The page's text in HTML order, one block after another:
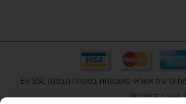
הרכישה באתר באמצעות כרטיס אשראי מאובטחת במפתח הצפנה EV SSL